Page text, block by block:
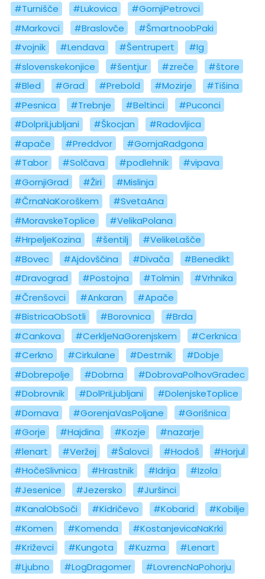
#Turnišče
#Lukovica
#GornjiPetrovci
#Markovci
#Braslovče
#ŠmartnoobPaki
#vojnik
#Lendava #Šentrupert
#Ig
#slovenskekonjice
#šentjur #zreče
#štore
#Bled
#Grad #Prebold #Mozirje
#Tišina
#Pesnica
#Trebnje #Beltinci
#Puconci
#DolpriLjubljani
#Škocjan
#Radovljica
#apače
#Preddvor
#GornjaRadgona
#Tabor
#Solčava #podlehnik
#vipava
#GornjiGrad
#Žiri
#Mislinja
#ČrnaNaKoroškem
#SvetaAna
#MoravskeToplice
#VelikaPolana
#HrpeljeKozina
#šentilj
#VelikeLašče
#Bovec
#Ajdovščina #Divača
#Benedikt
#Dravograd
#Postojna #Tolmin
#Vrhnika
#Črenšovci
#Ankaran
#Apače
#BistricaObSotli
#Borovnica
#Brda
#Cankova
#CerkljeNaGorenjskem
#Cerknica
#Cerkno
#Cirkulane #Destrnik
#Dobje
#Dobrepolje
#Dobrna
#DobrovaPolhovGradec
#Dobrovnik
#DolPriLjubljani
#DolenjskeToplice
#Dornava
#GorenjaVasPoljane
#Gorišnica
#Gorje
#Hajdina #Kozje
#nazarje
#lenart
#Veržej #Šalovci #Hodoš
#Horjul
#HočeSlivnica
#Hrastnik #Idrija
#Izola
#Jesenice
#Jezersko
#Juršinci
#KanalObSoči
#Kidričevo #Kobarid
#Kobilje
#Komen
#Komenda
#KostanjevicaNaKrki
#Križevci
#Kungota #Kuzma
#Lenart
#Ljubno
#LogDragomer
#LovrencNaPohorju